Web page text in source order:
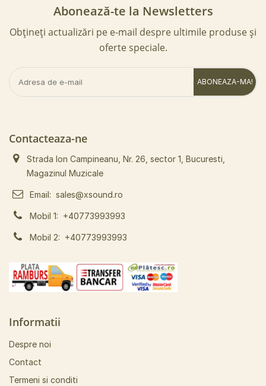
Abonează-te la Newsletters
Obțineți actualizări pe e-mail despre ultimile produse și
oferte speciale.
ABONEAZA-MA!
Contacteaza-ne
Strada Ion Campineanu, Nr. 26, sector 1, Bucuresti,
Magazinul Muzicale
Email: sales@xsound.ro
Mobil 1: +40773993993
Mobil 2: +40773993993
Informatii
Despre noi
Contact
Termeni si conditi